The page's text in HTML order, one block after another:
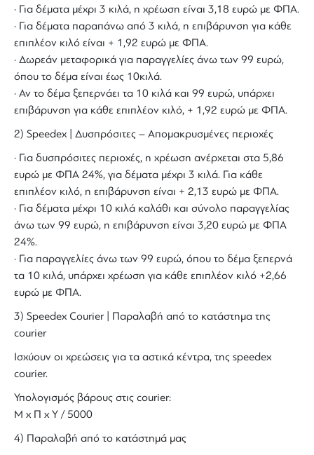
· Για δέματα μέχρι 3 κιλά, η χρέωση είναι 3,18 ευρώ με ΦΠΑ.
· Για δέματα παραπάνω από 3 κιλά, η επιβάρυνση για κάθε
επιπλέον κιλό είναι + 1,92 ευρώ με ΦΠΑ.
· Δωρεάν μεταφορικά για παραγγελίες άνω των 99 ευρώ,
όπου το δέμα είναι έως 10κιλά.
· Αν το δέμα ξεπερνάει τα 10 κιλά και 99 ευρώ, υπάρχει
επιβάρυνση για κάθε επιπλέον κιλό, + 1,92 ευρώ με ΦΠΑ.
2) Speedex | Δυσπρόσιτες – Απομακρυσμένες περιοχές
· Για δυσπρόσιτες περιοχές, η χρέωση ανέρχεται στα 5,86
ευρώ με ΦΠΑ 24%, για δέματα μέχρι 3 κιλά. Για κάθε
επιπλέον κιλό, η επιβάρυνση είναι + 2,13 ευρώ με ΦΠΑ.
· Για δέματα μέχρι 10 κιλά καλάθι και σύνολο παραγγελίας
άνω των 99 ευρώ, η επιβάρυνση είναι 3,20 ευρώ με ΦΠΑ
24%.
· Για παραγγελίες άνω των 99 ευρώ, όπου το δέμα ξεπερνά
τα 10 κιλά, υπάρχει χρέωση για κάθε επιπλέον κιλό +2,66
ευρώ με ΦΠΑ.
3) Speedex Courier | Παραλαβή από το κατάστημα της
courier
Ισχύουν οι χρεώσεις για τα αστικά κέντρα, της speedex
courier.
Υπολογισμός βάρους στις courier:
Μ x Π x Y / 5000
4) Παραλαβή από το κατάστημά μας